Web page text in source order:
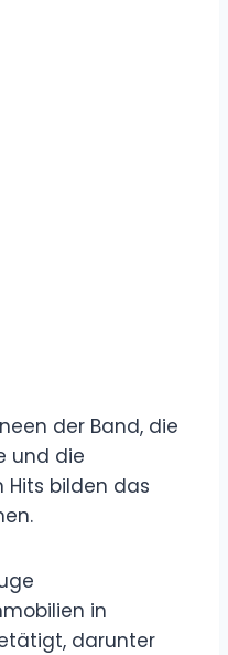
der Band, die
und die
Hits bilden das
in
darunter